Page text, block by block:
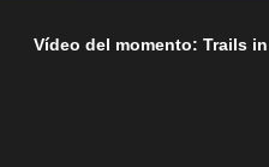
Vídeo del momento: Trails